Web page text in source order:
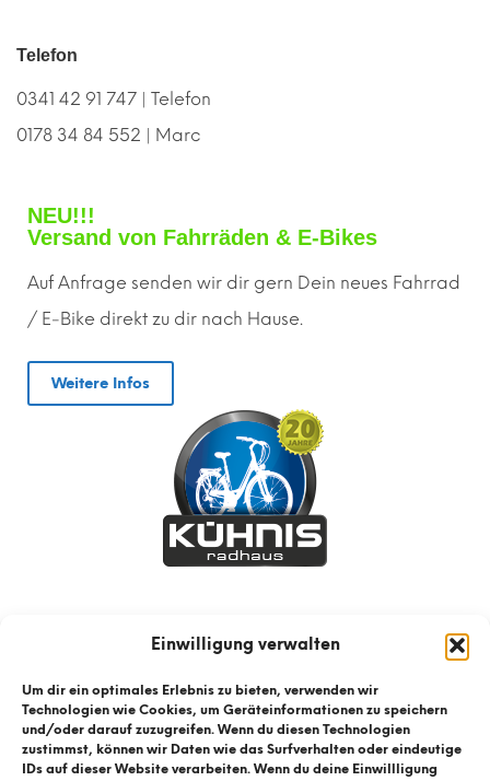
Einwilligung verwalten
Um dir ein optimales Erlebnis zu bieten, verwenden wir
Technologien wie Cookies, um Geräteinformationen zu speichern
und/oder darauf zuzugreifen. Wenn du diesen Technologien
zustimmst, können wir Daten wie das Surfverhalten oder eindeutige
IDs auf dieser Website verarbeiten. Wenn du deine Einwillligung
Telefon
0341 42 91 747 | Telefon
0178 34 84 552 | Marc
NEU!!!
Versand von Fahrräden & E-Bikes
Auf Anfrage senden wir dir gern Dein neues Fahrrad
/ E-Bike direkt zu dir nach Hause.
Weitere Infos